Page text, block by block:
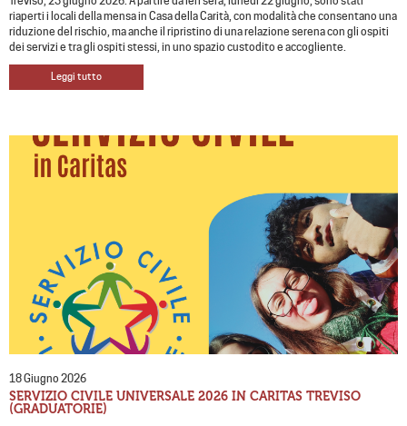
riaperti i locali della mensa in Casa della Carità, con modalità che consentano una
riduzione del rischio, ma anche il ripristino di una relazione serena con gli ospiti
dei servizi e tra gli ospiti stessi, in uno spazio custodito e accogliente.
Leggi tutto
18 Giugno 2026
SERVIZIO CIVILE UNIVERSALE 2026 IN CARITAS TREVISO
(GRADUATORIE)